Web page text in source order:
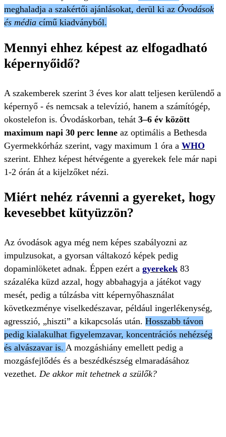
meghaladja a szakértői ajánlásokat, derül ki az Óvodások
és média című kiadványból.
Mennyi ehhez képest az elfogadható
képernyőidő?
A szakemberek szerint 3 éves kor alatt teljesen kerülendő a
képernyő - és nemcsak a televízió, hanem a számítógép,
okostelefon is. Óvodáskorban, tehát 3–6 év között
maximum napi 30 perc lenne az optimális a Bethesda
Gyermekkórház szerint, vagy maximum 1 óra a WHO
szerint. Ehhez képest hétvégente a gyerekek fele már napi
1-2 órán át a kijelzőket nézi.
Miért nehéz rávenni a gyereket, hogy
kevesebbet kütyüzzön?
Az óvodások agya még nem képes szabályozni az
impulzusokat, a gyorsan váltakozó képek pedig
dopaminlöketet adnak. Éppen ezért a gyerekek 83
százaléka küzd azzal, hogy abbahagyja a játékot vagy
mesét, pedig a túlzásba vitt képernyőhasználat
következménye viselkedészavar, például ingerlékenység,
agresszió, „hiszti” a kikapcsolás után. Hosszabb távon
pedig kialakulhat figyelemzavar, koncentrációs nehézség
és alvászavar is. A mozgáshiány emellett pedig a
mozgásfejlődés és a beszédkészség elmaradásához
vezethet. De akkor mit tehetnek a szülők?